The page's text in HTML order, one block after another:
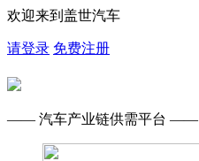
欢迎来到盖世汽车
请登录 免费注册
—— 汽车产业链供需平台 ——